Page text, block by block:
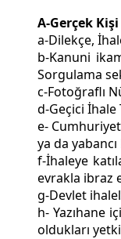
A-Gerçek Kişi
a-Dilekçe,
b-Kanuni
Sorgulama
c-Fotoğraflı
d-Geçici İhale
e-
ya da
f-İhaleye
evrakla ibraz
g-Devlet
h- Yazıhane
oldukları